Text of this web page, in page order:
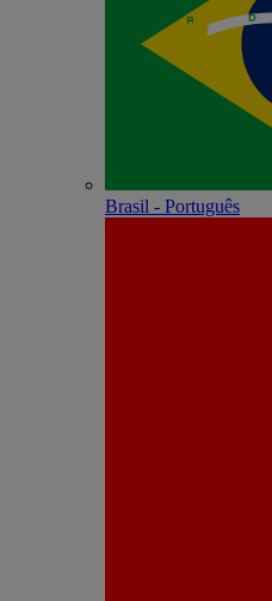
Brasil - Português